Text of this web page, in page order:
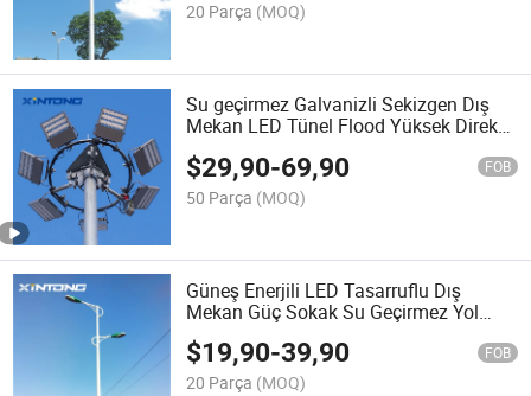
20 Parça (MOQ)
Su geçirmez Galvanizli Sekizgen Dış
Mekan LED Tünel Flood Yüksek Direk
$29,90-69,90 FOB
50 Parça (MOQ)
Güneş Enerjili LED Tasarruflu Dış
Mekan Güç Sokak Su Geçirmez Yol
Bahçe Peyzaj Sokak Aydınlatma
$19,90-39,90 FOB
20 Parça (MOQ)